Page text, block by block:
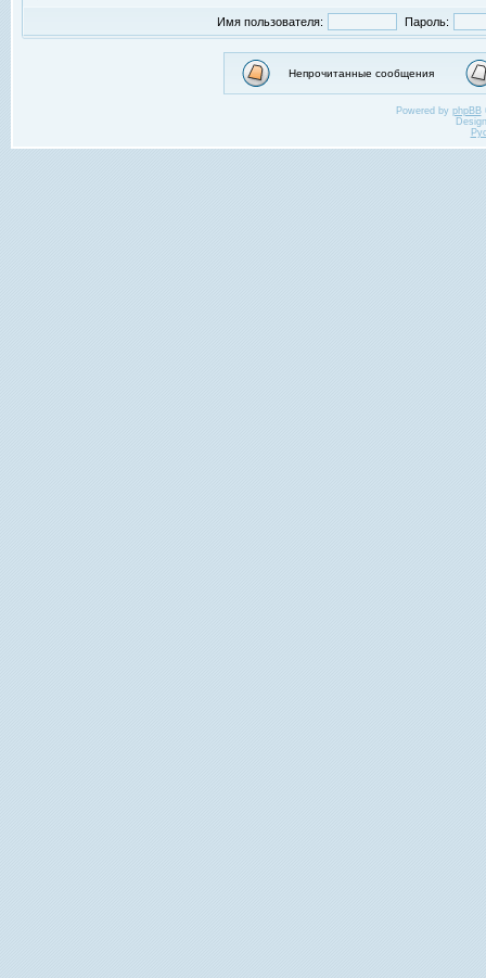
Имя пользователя: Пароль:
Непрочитанные сообщения
Powered by phpBB